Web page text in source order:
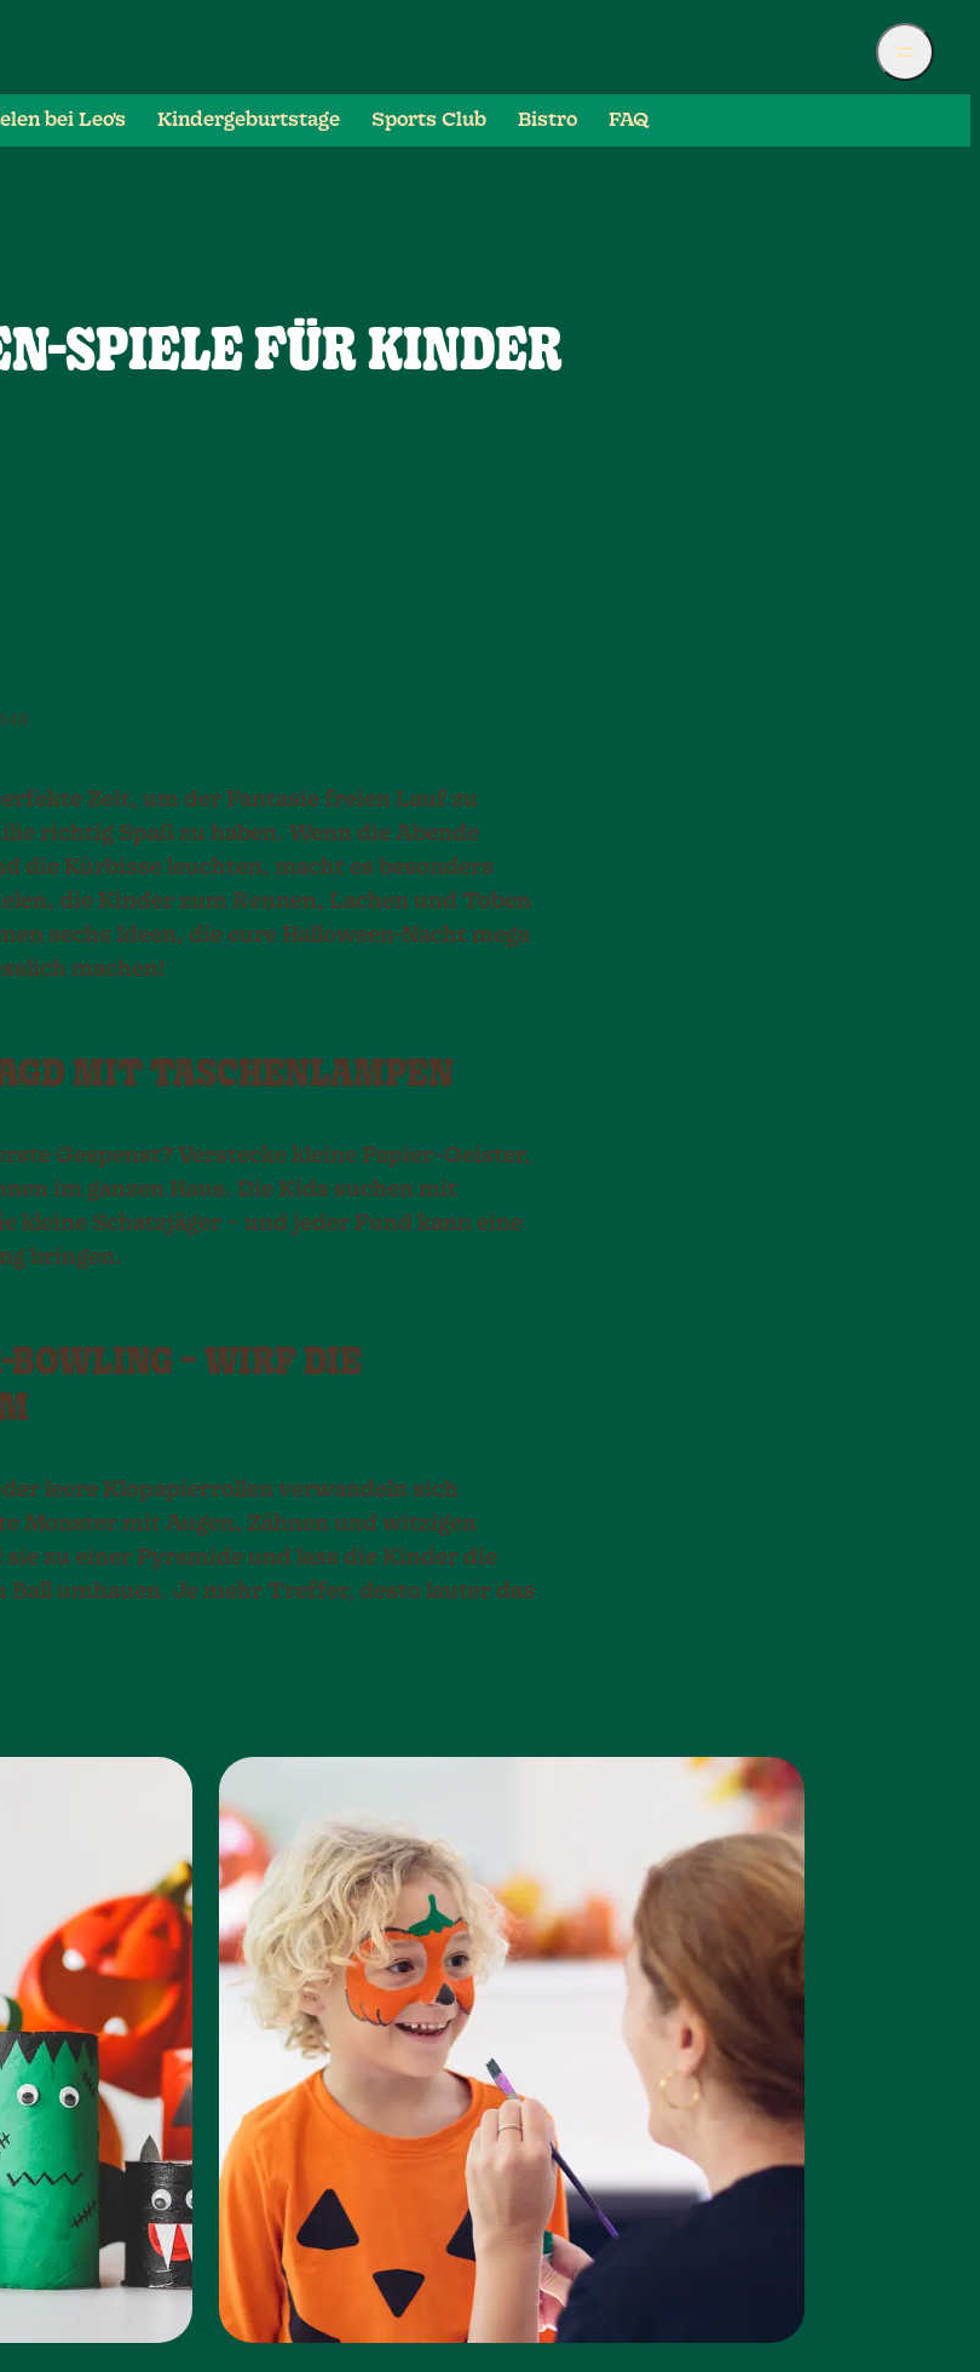
bei Leo's Kindergeburtstage Sports Club Bistro FAQ
SPIELE FÜR KINDER
13
Zeit, um der Fantasie freien Lauf zu
richtig Spaß zu haben. Wenn die Abende
die Kürbisse leuchten, macht es besonders
die Kinder zum Rennen, Lachen und Toben
sechs Ideen, die eure Halloween-Nacht mega
machen!
MIT TASCHENLAMPEN
Gespenst? Verstecke kleine Papier-Geister,
im ganzen Haus. Die Kids suchen mit
kleine Schatzjäger – und jeder Fund kann eine
bringen.
BOWLING – WIRF DIE
leere Klopapierrollen verwandeln sich
Monster mit Augen, Zähnen und witzigen
zu einer Pyramide und lass die Kinder die
Ball umhauen. Je mehr Treffer, desto lauter das